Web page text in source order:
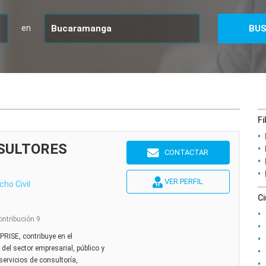
en
Civil
9
contribuye en el
sector empresarial, público y
de consultoría,
CONTACTAR
VER PERFIL